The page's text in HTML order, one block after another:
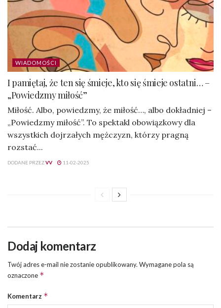
WIADOMOŚCI
I pamiętaj, że ten się śmieje, kto się śmieje ostatni… –
„Powiedzmy miłość”
Miłość. Albo, powiedzmy, że miłość…, albo dokładniej –
„Powiedzmy miłość”. To spektakl obowiązkowy dla
wszystkich dojrzałych mężczyzn, którzy pragną
rozstać...
DODANE PRZEZVV 11-02-2025
Dodaj komentarz
Twój adres e-mail nie zostanie opublikowany. Wymagane pola są
oznaczone *
Komentarz *